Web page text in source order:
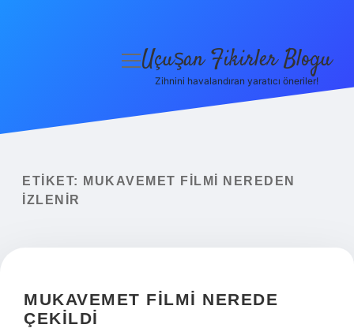
Yasal Uyarı
menüyü
Uçuşan Fikirler Blogu
Zihnini havalandıran yaratıcı öneriler!
ETIKET:
MUKAVEMET FILMI NEREDEN
IZLENIR
MUKAVEMET FILMI NEREDE
ÇEKILDI